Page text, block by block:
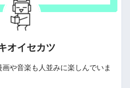
オイセカツ
や音楽も人並みに楽しんでいま